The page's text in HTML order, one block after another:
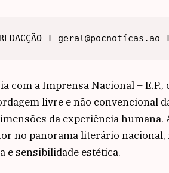
I geral@pocnotícas.ao
com aImprensa Nacional – E.P.,
livre e não convencional
da experiência humana.
no panorama literário
e sensibilidade estética.